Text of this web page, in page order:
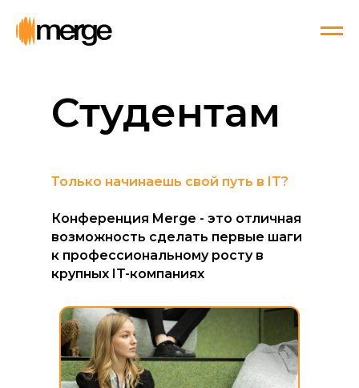
Только начинаешь свой путь в IT?
Конференция Merge - это отличная
возможность сделать первые шаги
к профессиональному росту в
крупных IT-компаниях
Студентам